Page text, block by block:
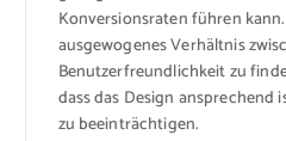
Konversionsraten führen
ausgewogenes Verhältnis
Benutzerfreundlichkeit zu
dass das Design
zu beeinträchtigen.